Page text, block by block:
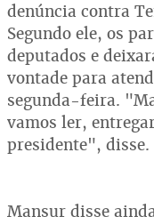
denúncia contra
Segundo ele, os
deputados e
vontade para
segunda-feira.
vamos ler,
presidente", disse.
Mansur disse